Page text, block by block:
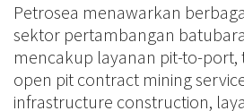
Petrosea menawarkan
sektor pertambangan
mencakup layanan pit-to-port,
open pit contract mining
infrastructure construction,